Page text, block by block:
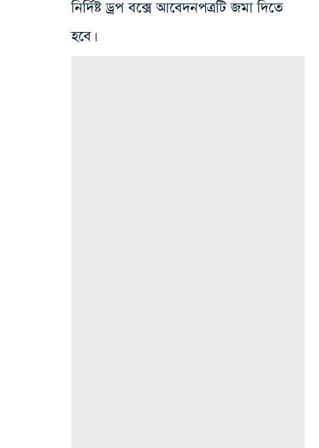
নির্দিষ্ট ড্রপ বক্সে আবেদনপত্রটি জমা দিতে
হবে।